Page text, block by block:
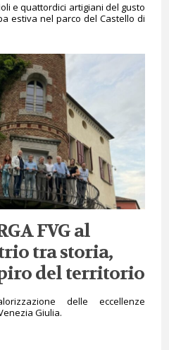
e quattordici artigiani del gusto
estiva nel parco del Castello di
FVG al
tra storia,
del territorio
delle eccellenze
Giulia.